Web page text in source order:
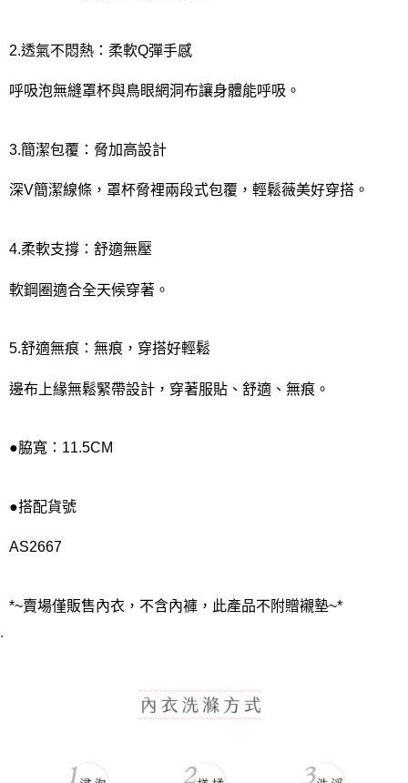
2.透氣不悶熱：柔軟Q彈手感
呼吸泡無縫罩杯與鳥眼網洞布讓身體能呼吸。
3.簡潔包覆：脅加高設計
深V簡潔線條，罩杯脅裡兩段式包覆，輕鬆薇美好穿搭。
4.柔軟支撐：舒適無壓
軟鋼圈適合全天候穿著。
5.舒適無痕：無痕，穿搭好輕鬆
邊布上緣無鬆緊帶設計，穿著服貼、舒適、無痕。
●脇寬：11.5CM
●搭配貨號
AS2667
*~賣場僅販售內衣，不含內褲，此產品不附贈襯墊~*
.